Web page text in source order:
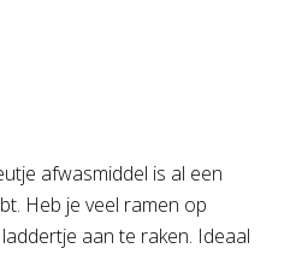
afwasmiddel is al een
Heb je veel ramen op
aan te raken. Ideaal